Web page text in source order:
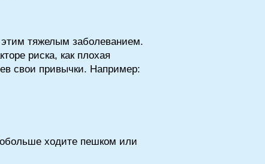
тяжелым заболеванием.
риска, как плохая
свои привычки. Например:
ходите пешком или